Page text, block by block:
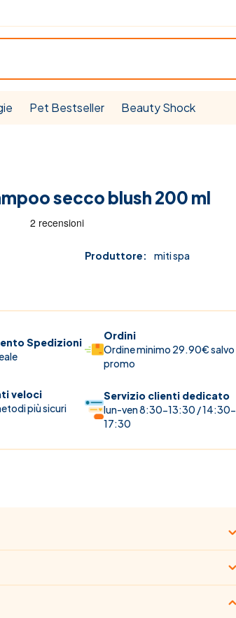
Pet Bestseller Beauty Shock
secco blush 200 ml
Produttore:
miti spa
Spedizioni
Ordini
Ordine minimo 29.90€ salvo
promo
veloci
più sicuri
Servizio clienti dedicato
lun-ven 8:30-13:30 / 14:30-
17:30